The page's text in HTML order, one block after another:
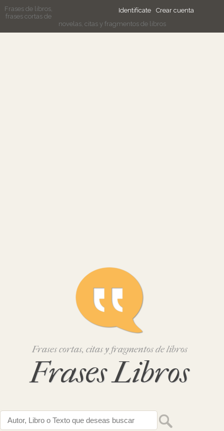
Identifícate Crear cuenta
Frases de libros,
frases cortas de
novelas, citas y fragmentos de libros
Frases cortas, citas y fragmentos de libros
Frases Libros